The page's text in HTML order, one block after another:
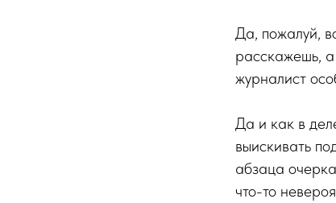
Да, пожалуй,
расскажешь,
журналист
Да и как в
выискивать
абзаца
что-то